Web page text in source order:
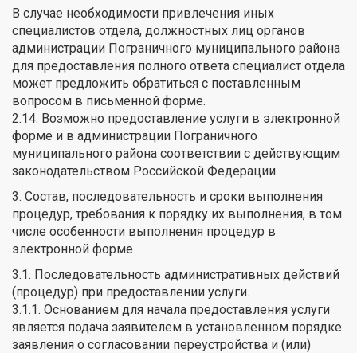
В случае необходимости привлечения иных
специалистов отдела, должностных лиц органов
администрации Пограничного муниципального района
для предоставления полного ответа специалист отдела
может предложить обратиться с поставленным
вопросом в письменной форме.
2.14. Возможно предоставление услуги в электронной
форме и в администрации Пограничного
муниципального района соответствии с действующим
законодательством Российской Федерации.
3. Состав, последовательность и сроки выполнения
процедур, требования к порядку их выполнения, в том
числе особенности выполнения процедур в
электронной форме
3.1. Последовательность административных действий
(процедур) при предоставлении услуги.
3.1.1. Основанием для начала предоставления услуги
является подача заявителем в установленном порядке
заявления о согласовании переустройства и (или)